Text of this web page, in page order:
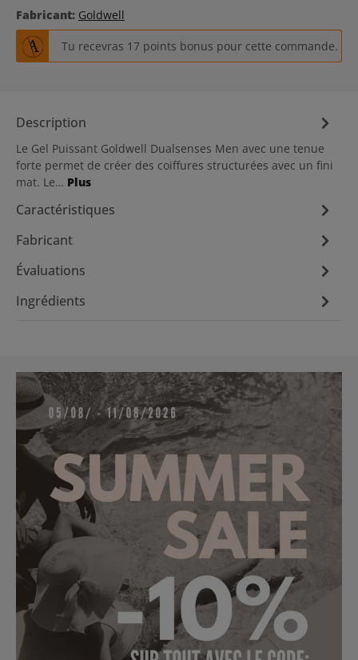
Fabricant: Goldwell
Tu recevras 17 points bonus pour cette commande.
Description
Le Gel Puissant Goldwell Dualsenses Men avec une tenue
forte permet de créer des coiffures structurées avec un fini
mat. Le… Plus
Caractéristiques
Fabricant
Évaluations
Ingrédients